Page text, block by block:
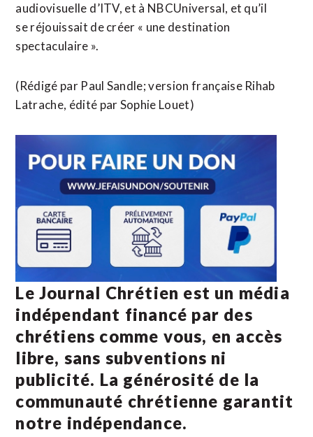
audiovisuelle ⁠d’ITV, et à NBCUniversal, et qu’il
se réjouissait de créer « une destination
spectaculaire ».
(Rédigé par Paul ​Sandle; version française Rihab
Latrache, ​édité par Sophie Louet)
Le Journal Chrétien est un média
indépendant financé par des
chrétiens comme vous, en accès
libre, sans subventions ni
publicité. La générosité de la
communauté chrétienne garantit
notre indépendance.